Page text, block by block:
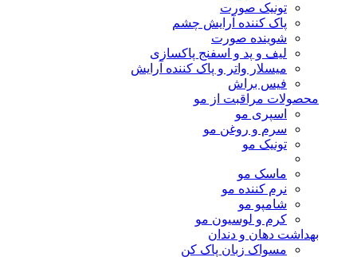
تونیک صورت
پاک کننده آرایش چشم
شوینده صورت
لیف و پد و اسفنج پاکسازی
میسلار واتر و پاک کننده آرایش
فیس براش
محصولات مراقبت از مو
اسپری مو
سرم و روغن مو
تونیک مو
ماسک مو
نرم کننده مو
شامپو مو
کرم و لوسیون مو
بهداشت دهان و دندان
مسواک زبان پاک کن